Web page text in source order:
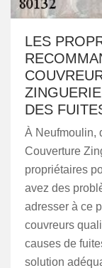
LES
DES
À Neufmoulin,
Couverture
propriétaires
avez des
adresser à ce
couvreurs
causes de
solution